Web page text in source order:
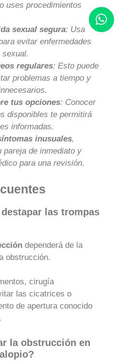
uses procedimientos
sexual segura: Usa
evitar enfermedades
regulares: Esto puede
problemas a tiempo y
tus opciones: Conocer
disponibles te permitirá
informadas.
inusuales,
pareja de inmediato y
para una revisión.
las trompas
dependerá de la
obstrucción.
cirugía
las cicatrices o
de apertura conocido
la obstrucción en